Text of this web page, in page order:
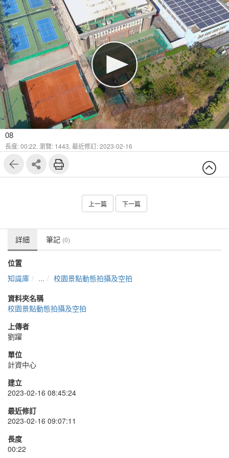
08
長度: 00:22, 瀏覽: 1443, 最近修訂: 2023-02-16
上一篇 下一篇
詳細 筆記 (0)
位置
知識庫
...
校園景點動態拍攝及空拍
資料夾名稱
校園景點動態拍攝及空拍
上傳者
劉躍
單位
計資中心
建立
2023-02-16 08:45:24
最近修訂
2023-02-16 09:07:11
長度
00:22